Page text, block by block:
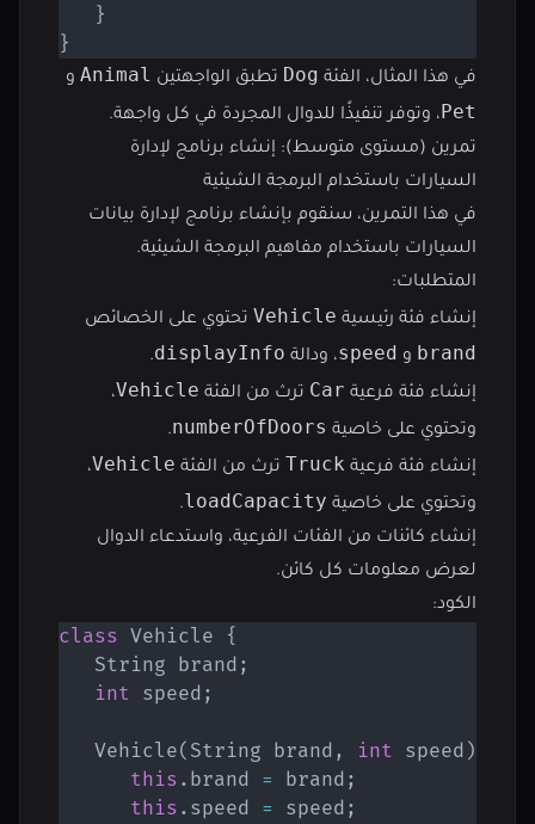
}
}
في هذا المثال، الفئة Dog تطبق الواجهتين Animal و
Pet، وتوفر تنفيذًا للدوال المجردة في كل واجهة.
تمرين (مستوى متوسط): إنشاء برنامج لإدارة
السيارات باستخدام البرمجة الشيئية
في هذا التمرين، سنقوم بإنشاء برنامج لإدارة بيانات
السيارات باستخدام مفاهيم البرمجة الشيئية.
المتطلبات:
إنشاء فئة رئيسية Vehicle تحتوي على الخصائص
brand و speed، ودالة displayInfo
.
إنشاء فئة فرعية Car ترث من الفئة Vehicle،
وتحتوي على خاصية numberOfDoors
.
إنشاء فئة فرعية Truck ترث من الفئة Vehicle،
وتحتوي على خاصية loadCapacity
.
إنشاء كائنات من الفئات الفرعية، واستدعاء الدوال
لعرض معلومات كل كائن.
الكود:
class Vehicle
{
String brand ;
int speed ;
Vehicle( String brand , int speed )
this . brand = brand ;
this . speed = speed ;